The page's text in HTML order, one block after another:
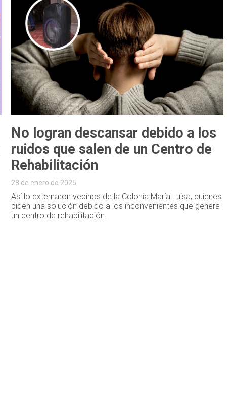
No logran descansar debido a los
ruidos que salen de un Centro de
Rehabilitación
28 de enero de 2025
Así lo externaron vecinos de la Colonia María Luisa, quienes
piden una solución debido a los inconvenientes que genera
un centro de rehabilitación.